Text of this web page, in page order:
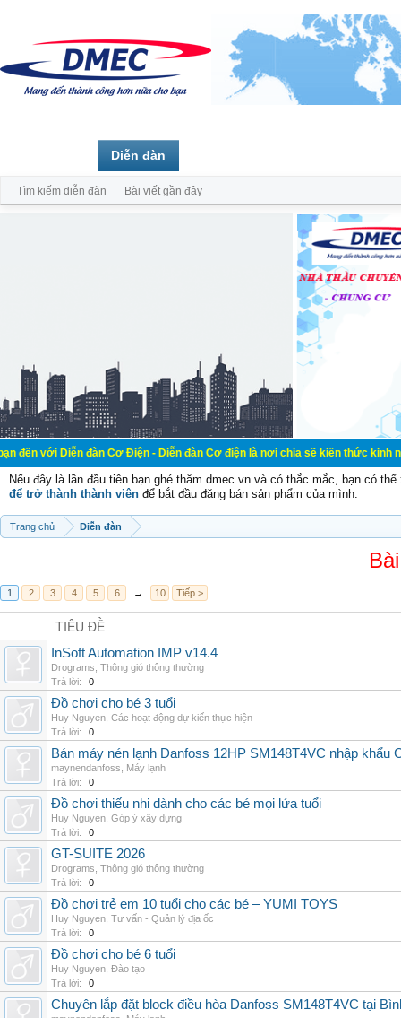
đàn Cơ Điện - Diễn đàn Cơ điện là nơi chia sẽ kiến thức kinh nghiệm
Nếu đây là lần đầu tiên bạn ghé thăm dmec.vn và có thắc mắc, bạn có
để trở thành thành viên để bắt đầu đăng bán sản phẩm của mình.
Trang chủ Diễn đàn
1 2 3 4 5 6 → 10 Tiếp >
TIÊU ĐỀ
InSoft Automation IMP v14.4
Drograms Thông gió thông thường
Trả lời:
0
Đồ chơi cho bé 3 tuổi
Huy Nguyen Các hoạt động dự kiến thực hiện
Trả lời:
0
Bán máy nén lạnh Danfoss 12HP SM148T4VC nhập khẩu
maynendanfoss
Máy lạnh
Trả lời:
0
Đồ chơi thiếu nhi dành cho các bé mọi lứa tuổi
Huy Nguyen Góp ý xây dựng
Trả lời:
0
GT-SUITE 2026
Drograms Thông gió thông thường
Trả lời:
0
Đồ chơi trẻ em 10 tuổi cho các bé – YUMI TOYS
Huy Nguyen Tư vấn - Quản lý địa ốc
Trả lời:
0
Đồ chơi cho bé 6 tuổi
Huy Nguyen Đào tạo
Trả lời:
0
Chuyên lắp đặt block điều hòa Danfoss SM148T4VC tại
Diễn đàn
Tìm kiếm diễn đàn Bài viết gần đây